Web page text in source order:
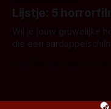
Amsterdamned of The
is niet beperkt tot films.
Lijstje: 5
Wil je jouw gruwelijke
die een